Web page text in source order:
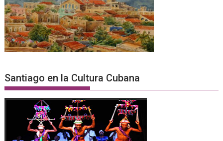
Santiago en la Cultura Cubana